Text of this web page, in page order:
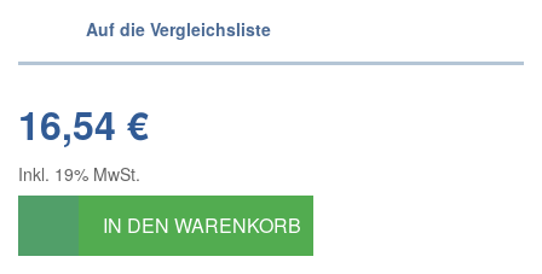
Auf die Vergleichsliste
16,54 €
Inkl. 19% MwSt.
IN DEN WARENKORB